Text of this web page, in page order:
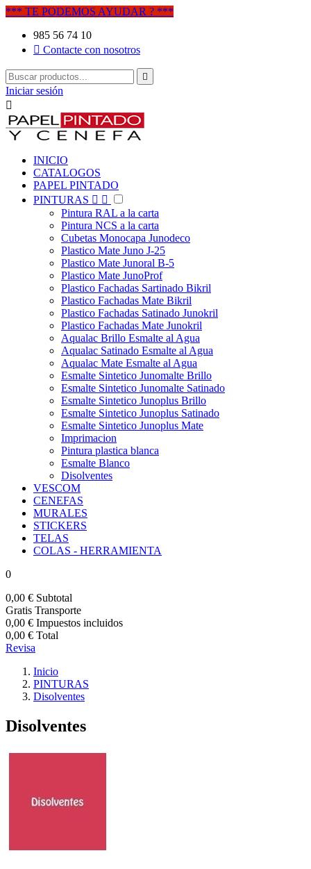
*** TE PODEMOS AYUDAR ? ***
985 56 74 10
 Contacte con nosotros

Iniciar sesión

INICIO
CATALOGOS
PAPEL PINTADO
PINTURAS  
Pintura RAL a la carta
Pintura NCS a la carta
Cubetas Monocapa Junodeco
Plastico Mate Juno J-25
Plastico Mate Junoral B-5
Plastico Mate JunoProf
Plastico Fachadas Sartinado Bikril
Plastico Fachadas Mate Bikril
Plastico Fachadas Satinado Junokril
Plastico Fachadas Mate Junokril
Aqualac Brillo Esmalte al Agua
Aqualac Satinado Esmalte al Agua
Aqualac Mate Esmalte al Agua
Esmalte Sintetico Junomalte Brillo
Esmalte Sintetico Junomalte Satinado
Esmalte Sintetico Junoplus Brillo
Esmalte Sintetico Junoplus Satinado
Esmalte Sintetico Junoplus Mate
Imprimacion
Pintura plastica blanca
Esmalte Blanco
Disolventes
VESCOM
CENEFAS
MURALES
STICKERS
TELAS
COLAS - HERRAMIENTA
0
0,00 € Subtotal
Gratis Transporte
0,00 € Impuestos incluidos
0,00 € Total
Revisa
Inicio
PINTURAS
Disolventes
Disolventes